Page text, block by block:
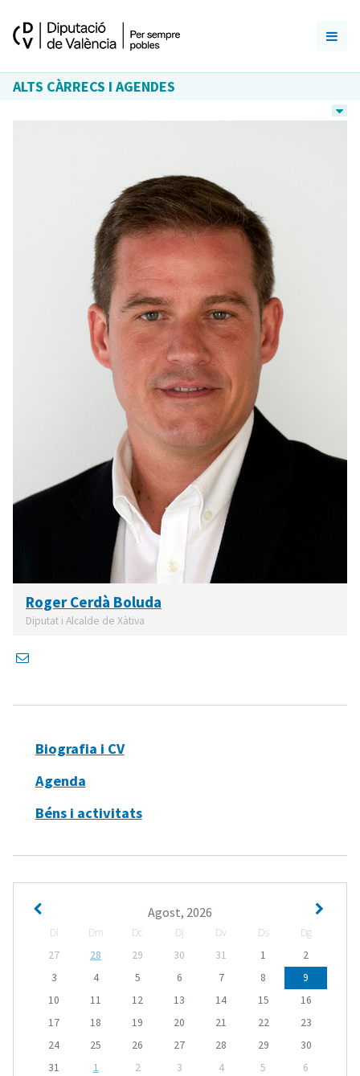
ALTS CÀRRECS I AGENDES
Roger Cerdà Boluda
Diputat i Alcalde de Xàtiva
Biografia i CV
Agenda
Béns i activitats
Agost, 2026
Dl Dm Dc Dj Dv Ds
Dg
27
28 29 30 31 1
2
3
4 5 6 7 8
9
10
11 12 13 14 15
16
17
18 19 20 21 22
23
24
25 26 27 28 29
30
31
1 2 3 4 5 6